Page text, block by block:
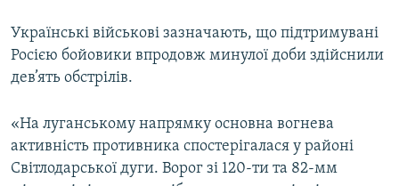
СПЕЦПРОЄКТИ
ПОДКАСТИ
КРИМ РЕАЛІЇ
РУС
Українські військові зазначають, що підтримувані
Росією бойовики впродовж минулої доби здійснили
дев’ять обстрілів.
«На луганському напрямку основна вогнева
активність противника спостерігалася у районі
Світлодарської дуги. Ворог зі 120-ти та 82-мм